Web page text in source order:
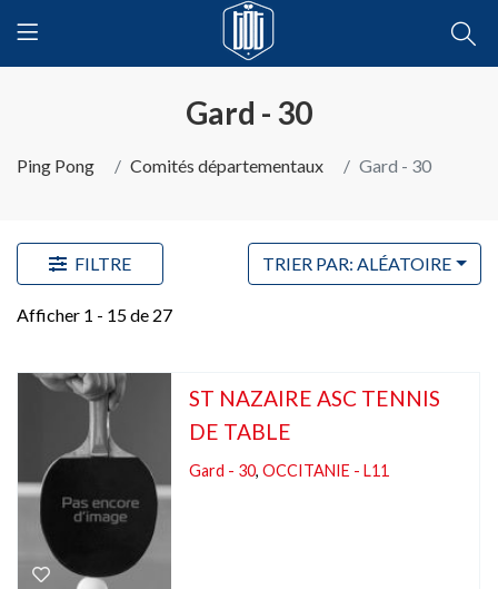
Gard - 30
Ping Pong Comités départementaux Gard - 30
FILTRE
Afficher 1 - 15 de 27
TRIER PAR: ALÉATOIRE
ST NAZAIRE ASC TENNIS
DE TABLE
Gard - 30,OCCITANIE - L11